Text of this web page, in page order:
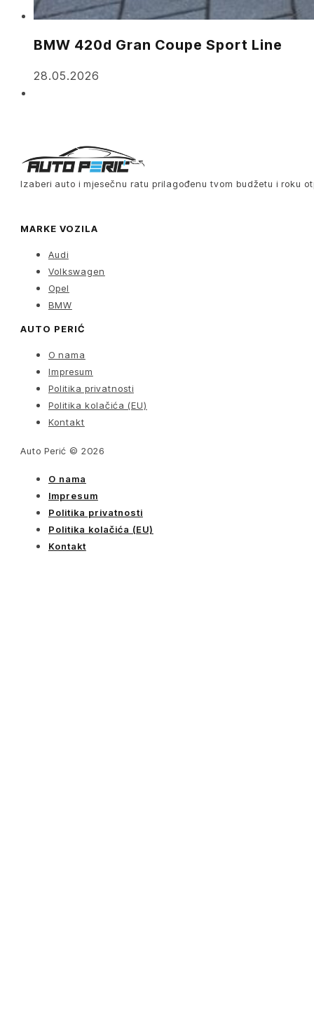
BMW 420d Gran Coupe Sport Line
28.05.2026
Izaberi auto i mjesečnu ratu prilagođenu tvom budžetu i roku
MARKE VOZILA
Audi
Volkswagen
Opel
BMW
AUTO PERIĆ
O nama
Impresum
Politika privatnosti
Politika kolačića (EU)
Kontakt
Auto Perić © 2026
O nama
Impresum
Politika privatnosti
Politika kolačića (EU)
Kontakt